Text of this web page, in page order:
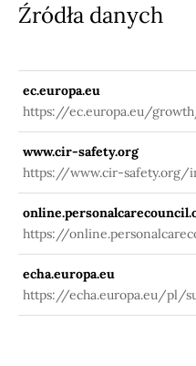
Źródła danych
ec.europa.eu
https://ec.europa.eu/
databases/cosing/
www.cir-safety.org
https://www.cir-safety.org/
https://
static/online/lists/cir-pdfs/
echa.europa.eu
https://echa.europa.eu/pl/